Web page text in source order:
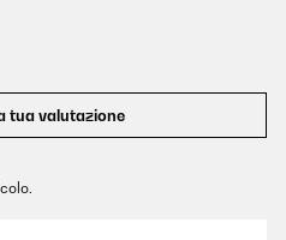
tua valutazione